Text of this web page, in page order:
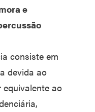
e
consiste em
devida ao
ao